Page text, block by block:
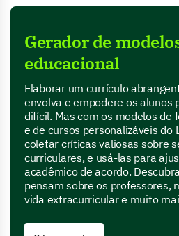
Gerador de
educacional
Elaborar um currículo
envolva e empodere os alunos
difícil. Mas com os modelos de
e de cursos personalizáveis do
coletar críticas valiosas sobre
curriculares, e usá-las para
acadêmico de acordo.
pensam sobre os professores,
vida extracurricular e muito